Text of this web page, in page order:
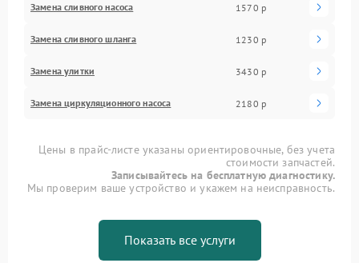
Замена сливного насоса 1570 р
Замена сливного шланга 1230 р
Замена улитки 3430 р
Замена циркуляционного насоса 2180 р
Цены в прайс-листе указаны ориентировочные, без учета
стоимости запчастей.
Записывайтесь на бесплатную диагностику.
Мы проверим ваше устройство и укажем на неисправность.
Показать все услуги